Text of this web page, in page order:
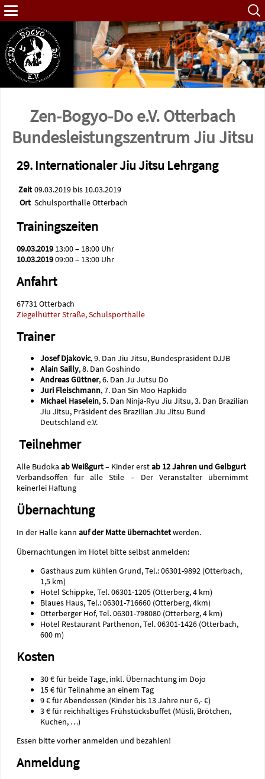
Suche
nach:
Zen-Bogyo-Do e.V. Otterbach
Bundes­leistungs­zentrum Jiu Jitsu
29. Internationaler Jiu Jitsu Lehrgang
Zeit 09.03.2019 bis 10.03.2019
Ort Schulsporthalle Otterbach
Trainingszeiten
09.03.2019 13:00 – 18:00 Uhr
10.03.201909:00 – 13:00 Uhr
Anfahrt
67731 Otterbach
Ziegelhütter Straße, Schulsporthalle
Trainer
Josef Djakovic, 9. Dan Jiu Jitsu, Bundespräsident DJJB
Alain Sailly, 8. Dan Goshindo
Andreas Güttner, 6. Dan Ju Jutsu Do
Juri Fleischmann, 7. Dan Sin Moo Hapkido
Michael Haselein, 5. Dan Ninja-Ryu Jiu Jitsu, 3. Dan Brazilian
Jiu Jitsu, Präsident des Brazilian Jiu Jitsu Bund
Deutschland e.V.
Teilnehmer
Alle Budoka ab Weißgurt– Kinder erstab 12 Jahren und Gelbgurt
Verbandsoffen für alle Stile – Der Veranstalter übernimmt
keinerlei Haftung
Übernachtung
In der Halle kann auf der Matte übernachtetwerden.
Übernachtungen im Hotel bitte selbst anmelden:
Gasthaus zum kühlen Grund, Tel.: 06301-9892 (Otterbach,
1,5 km)
Hotel Schippke, Tel. 06301-1205 (Otterberg, 4 km)
Blaues Haus, Tel.: 06301-716660 (Otterberg, 4km)
Otterberger Hof, Tel. 06301-798080 (Otterberg, 4 km)
Hotel Restaurant Parthenon, Tel. 06301-1426 (Otterbach,
600 m)
Kosten
30 € für beide Tage, inkl. Übernachtung im Dojo
15 € für Teilnahme an einem Tag
9 € für Abendessen (Kinder bis 13 Jahre nur 6,- €)
3 € für reichhaltiges Frühstücksbuffet (Müsli, Brötchen,
Kuchen, …)
Essen bitte vorher anmelden und bezahlen!
Anmeldung